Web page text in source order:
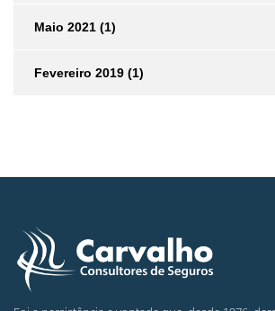
Maio 2021 (1)
Fevereiro 2019 (1)